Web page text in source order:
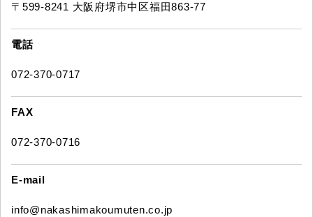
〒599-8241 大阪府堺市中区福田863-77
電話
072-370-0717
FAX
072-370-0716
E-mail
info@nakashimakoumuten.co.jp